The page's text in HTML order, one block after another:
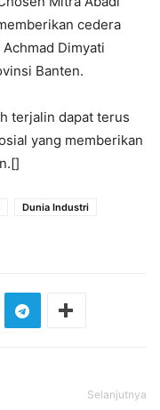
cedera
Dimyati
Banten.
terjalin dapat terus
yang memberikan
Dunia Industri
Selanjutnya